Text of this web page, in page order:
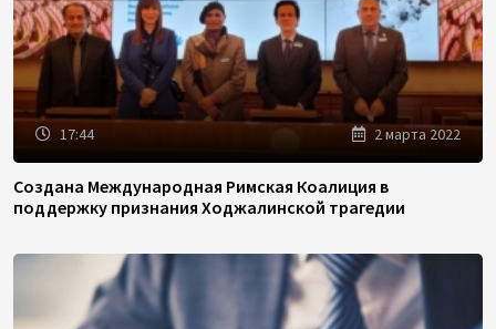
17:44 2 марта 2022
Создана Международная Римская Коалиция в
поддержку признания Ходжалинской трагедии